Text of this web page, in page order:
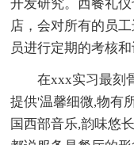
开发研究。西餐礼
店，会对所有的员
员进行定期的考核和
在xxx实习最刻骨
提供'温馨细微,物有
国西部音乐,韵味悠